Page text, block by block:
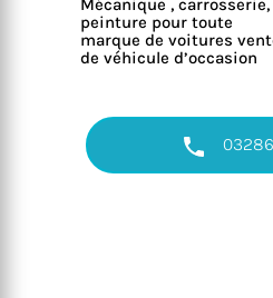
Mécanique , carrosserie,
peinture pour toute
marque de voitures
de véhicule d’occasion